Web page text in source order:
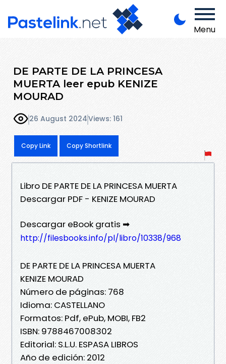
Menu
DE PARTE DE LA PRINCESA
MUERTA leer epub KENIZE
MOURAD
26 August 2024Views: 161
Copy Link Copy Shortlink
Libro DE PARTE DE LA PRINCESA MUERTA
Descargar PDF - KENIZE MOURAD
Descargar eBook gratis ➡
http://filesbooks.info/pl/libro/10338/968
DE PARTE DE LA PRINCESA MUERTA
KENIZE MOURAD
Número de páginas: 768
Idioma: CASTELLANO
Formatos: Pdf, ePub, MOBI, FB2
ISBN: 9788467008302
Editorial: S.L.U. ESPASA LIBROS
Año de edición: 2012